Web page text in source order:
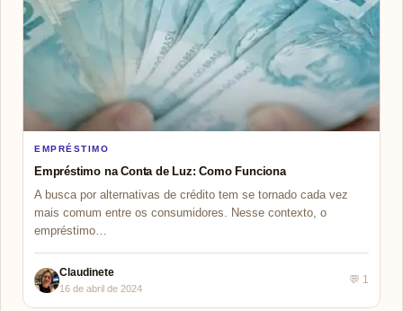
EMPRÉSTIMO
Empréstimo na Conta de Luz: Como Funciona
A busca por alternativas de crédito tem se tornado cada vez
mais comum entre os consumidores. Nesse contexto, o
empréstimo…
Claudinete
16 de abril de 2024
💬 1